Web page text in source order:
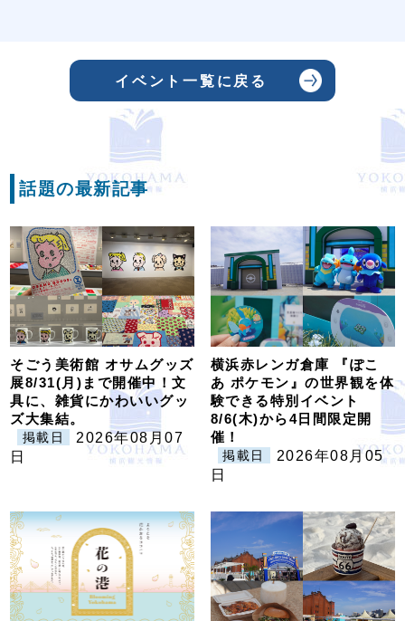
イベント一覧に戻る
話題の最新記事
そごう美術館 オサムグッズ
展8/31(月)まで開催中！文
具に、雑貨にかわいいグッ
ズ大集結。
掲載日
2026年08月07
日
横浜赤レンガ倉庫 『ぽこ
あ ポケモン』の世界観を体
験できる特別イベント
8/6(木)から4日間限定開
催！
掲載日
2026年08月05
日